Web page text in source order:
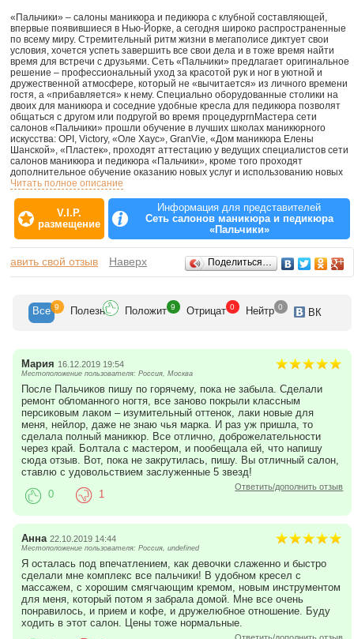
«Пальчики» – салоны маникюра и педикюра с клубной составляющей,
впервые появившиеся в Нью-Йорке, а сегодня широко распространенные
по всему миру. Стремительный ритм жизни в мегаполисе диктует свои
условия, хочется успеть завершить все свои дела и в тоже время найти
время для встречи с друзьями. Сеть «Пальчики» предлагает оригинальное
решение – профессиональный уход за красотой рук и ног в уютной и
дружественной атмосфере, который не «вычитается» из личного времени
гостя, а «прибавляется» к нему. Специально оборудованные столики на
двоих для маникюра и соседние удобные кресла для педикюра позволят
общаться с другом или подругой во время процедурrnМастера сети
салонов «Пальчики» прошли обучение в лучших школах маникюрного
искусства: OPI, Victory, «Оле Хаус», GranVie, «Дом маникюра Елены
Шанской», «Пластек», проходят аттестацию у ведущих специалистов сети
салонов маникюра и педикюра «Пальчики», кроме того проходят
дополнительное обучение оказанию новых услуг и использованию новых
инновационных и оригинальных продуктов для SPA процедур и
профессиональный уход за красотой рук и ног в уютной и дружественной
атмосфере!rnМастера сети салонов «Пальчики» прошли обучение в
лучших школах маникюрного искусства: OPI, Victory, «Оле Хаус», GranVie,
«Дом маникюра Елены Шанской», «Пластек», проходят аттестацию у
ведущих специалистов сети салонов маникюра и педикюра «Пальчики»,
кроме того проходят дополнительное обучение оказанию новых услуг и
использованию новых инновационных и оригинальных продуктов для SPA
дружественной атмосфере!
Читать полное описание
V.I.P.
размещение
Информация для представителей
Сеть салонов маникюра и педикюра
«Пальчики»
Отзывы
свой отзыв Наверх Поделиться…
Все 9 Полезн Положит 9 Отрицат 0 Нейтр 0 ВК
Мария 16.12.2019 19:54
Местоположение пользователя: Россия, Москва
После Пальчиков пишу по горячему, пока не забыла. Сделали
ремонт обломанного ногтя, все заново покрыли классным
персиковым лаком – изумительный оттенок, лаки новые для
меня, нейлор, даже не знаю чья марка. И раз уж пришла, то
сделала полный маникюр. Все отлично, доброжелательности
через край. Болтала с мастером, и пообещала ей, что напишу
сюда отзыв. Вот, пока не закрутилась, пишу. Вы отличный салон,
ставлю с удовольствием заслуженные 5 звезд!
Ответить/дополнить отзыв
0 1
Анна 22.10.2019 14:44
Местоположение пользователя: Россия, undefined
Я осталась под впечатлением, как девочки слаженно и быстро
сделали мне комплекс все пальчики! В удобном кресел с
массажем, с хорошим смягчающим кремом, новым инструментом
для меня, который потом я забрала домой. Мне все очень
понравилось, и прием и кофе, и дружелюбное отношение. Буду
ходить в этот салон. Цены тоже нормальные.